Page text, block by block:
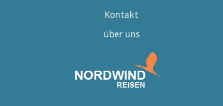
Kontakt
über uns